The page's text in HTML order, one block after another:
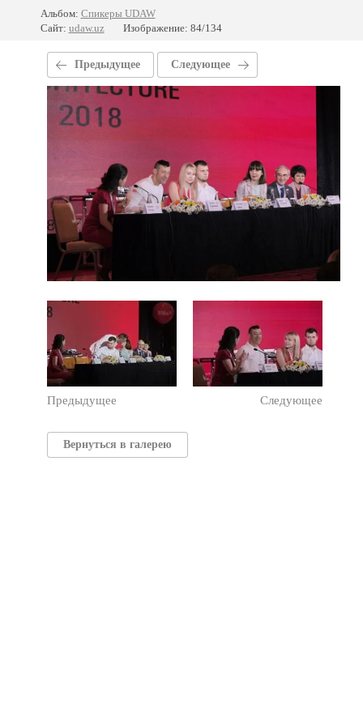
Альбом: Спикеры UDAW
Сайт: udaw.uz Изображение: 84/134
Предыдущее Следующее
Предыдущее Следующее
Вернуться в галерею